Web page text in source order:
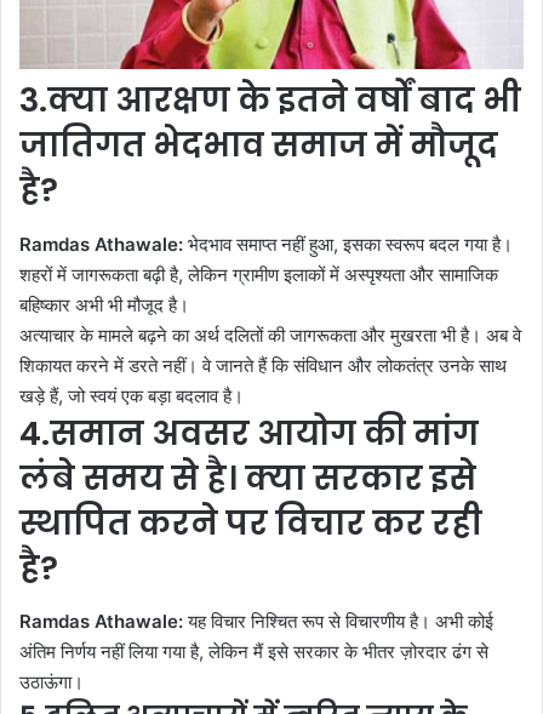
3.क्या आरक्षण के इतने वर्षों बाद भी
जातिगत भेदभाव समाज में मौजूद
है?
Ramdas Athawale: भेदभाव समाप्त नहीं हुआ, इसका स्वरूप बदल गया है।
शहरों में जागरूकता बढ़ी है, लेकिन ग्रामीण इलाकों में अस्पृश्यता और सामाजिक
बहिष्कार अभी भी मौजूद है।
अत्याचार के मामले बढ़ने का अर्थ दलितों की जागरूकता और मुखरता भी है। अब वे
शिकायत करने में डरते नहीं। वे जानते हैं कि संविधान और लोकतंत्र उनके साथ
खड़े हैं, जो स्वयं एक बड़ा बदलाव है।
4.समान अवसर आयोग की मांग
लंबे समय से है। क्या सरकार इसे
स्थापित करने पर विचार कर रही
है?
Ramdas Athawale:यह विचार निश्चित रूप से विचारणीय है। अभी कोई
अंतिम निर्णय नहीं लिया गया है, लेकिन मैं इसे सरकार के भीतर ज़ोरदार ढंग से
उठाऊंगा।